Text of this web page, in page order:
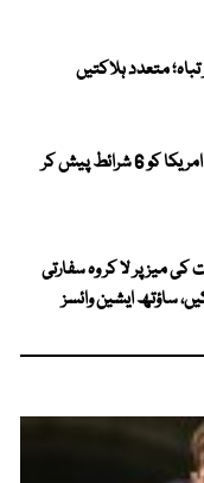
آبنائے ہرمز کھولنے کیلئے ایران نے امریکا کو 6 شرائط پیش کر
کی میز پر لا کر وہ سفارتی
ساؤتھ ایشین وائسز